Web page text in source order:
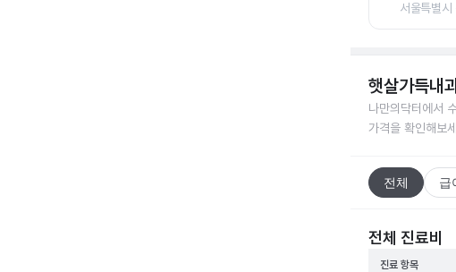
서울특별
햇살가득내
나만의닥터에서
가격을 확인해보
전체 급
전체 진료비
진료 항목